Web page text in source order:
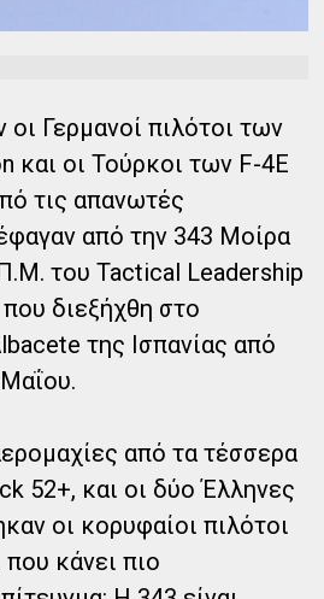
οι Γερμανοί πιλότοι των
και οι Τούρκοι των F-4E
τις απανωτές
από την 343 Μοίρα
του Tactical Leadership
διεξήχθη στο
της Ισπανίας από
από τα τέσσερα
52+, και οι δύο Έλληνες
οι κορυφαίοι πιλότοι
κάνει πιο